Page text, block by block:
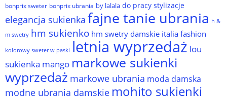
bonprix sweter bonprix ubrania by lalala do pracy stylizacje
elegancja sukienka fajne tanie ubrania h &
m swetry hm sukienko hm swetry damskie italia fashion
kolorowy sweter w paski letnia wyprzedaż lou
sukienka mango markowe sukienki
wyprzedaż markowe ubrania moda damska
modne ubrania damskie mohito sukienki